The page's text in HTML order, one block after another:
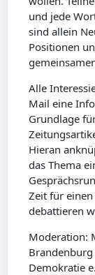
und jede
sind allein
Positionen
Alle
Mail eine
Grundlage
Hieran
das Thema
Zeit für
debattieren
Moderation:
Brandenburg
Demokratie